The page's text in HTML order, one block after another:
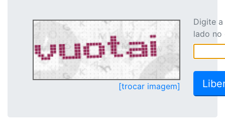
[trocar imagem]
Digite
lado no